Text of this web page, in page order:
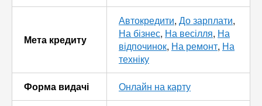
Мета кредиту
Автокредити, До зарплати,
На бізнес, На весілля, На
відпочинок, На ремонт, На
техніку
Форма видачі Онлайн на карту